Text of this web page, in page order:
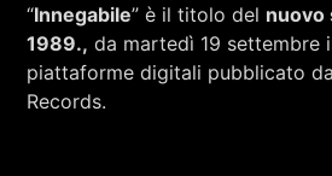
“Innegabile” è il titolo del nuovo
1989., da martedì 19 settembre
piattaforme digitali pubblicato
Records.